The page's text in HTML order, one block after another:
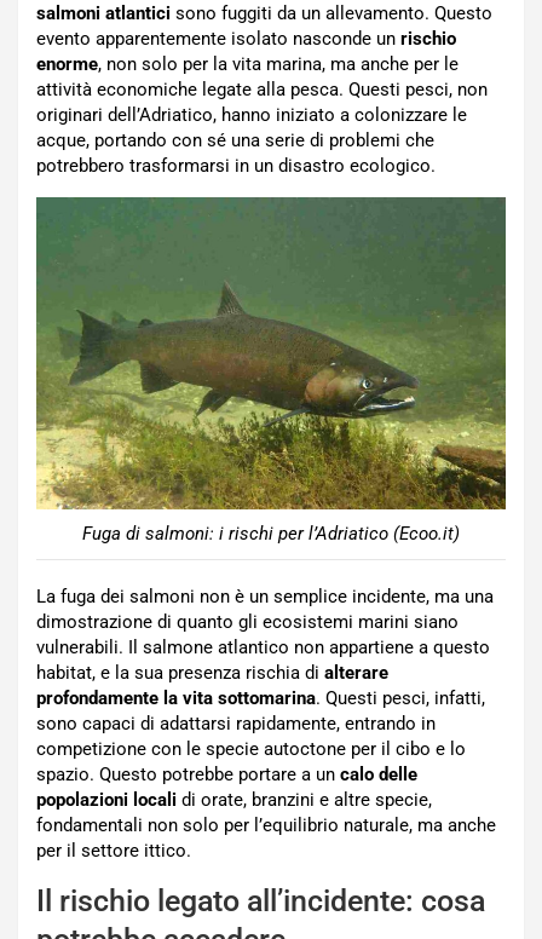
salmoni atlantici sono fuggiti da un allevamento. Questo
evento apparentemente isolato nasconde un rischio
enorme, non solo per la vita marina, ma anche per le
attività economiche legate alla pesca. Questi pesci, non
originari dell’Adriatico, hanno iniziato a colonizzare le
acque, portando con sé una serie di problemi che
potrebbero trasformarsi in un disastro ecologico.
Fuga di salmoni: i rischi per l’Adriatico (Ecoo.it)
La fuga dei salmoni non è un semplice incidente, ma una
dimostrazione di quanto gli ecosistemi marini siano
vulnerabili. Il salmone atlantico non appartiene a questo
habitat, e la sua presenza rischia di alterare
profondamente la vita sottomarina. Questi pesci, infatti,
sono capaci di adattarsi rapidamente, entrando in
competizione con le specie autoctone per il cibo e lo
spazio. Questo potrebbe portare a un calo delle
popolazioni locali di orate, branzini e altre specie,
fondamentali non solo per l’equilibrio naturale, ma anche
per il settore ittico.
Il rischio legato all’incidente: cosa